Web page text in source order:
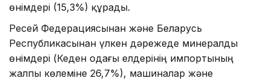
өнімдері (15,3%) құрады.
Ресей Федерациясынан және Беларусь
Республикасынан үлкен дәрежеде минералды
өнімдері (Кеден одағы елдерінің импортының
жалпы көлеміне 26,7%), машиналар және